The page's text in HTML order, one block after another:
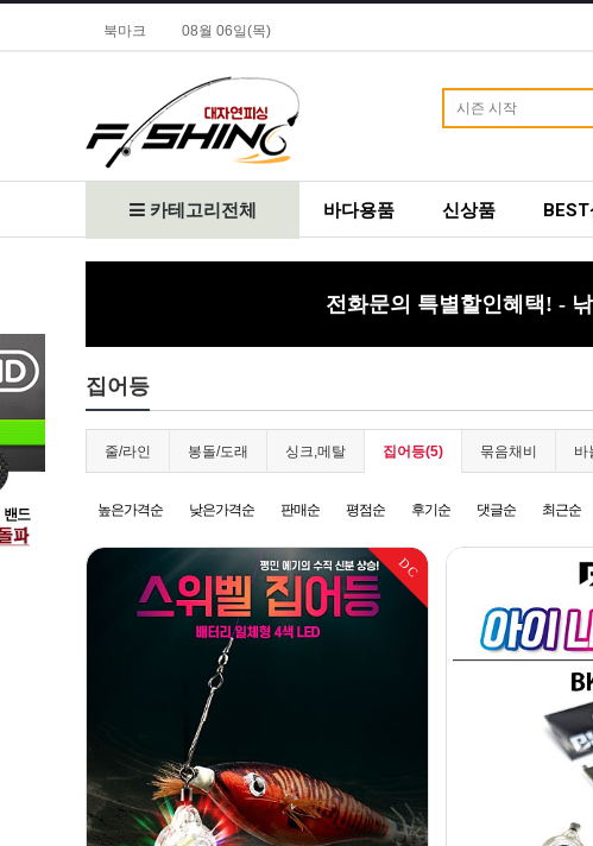
북마크 08월 06일(목)
카테고리전체 바다용품 신상품
전화문의 특별할인혜택! -
집어등
줄/라인 봉돌/도래 싱크,메탈 집어등(5) 묶음채비 바
높은가격순 낮은가격순 판매순 평점순 후기순 댓글순 최근순
DC